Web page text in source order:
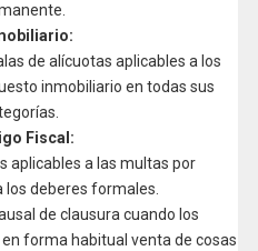
de alícuotas aplicables a los
inmobiliario en todas sus
Fiscal:
aplicables a las multas por
deberes formales.
de clausura cuando los
forma habitual venta de cosas